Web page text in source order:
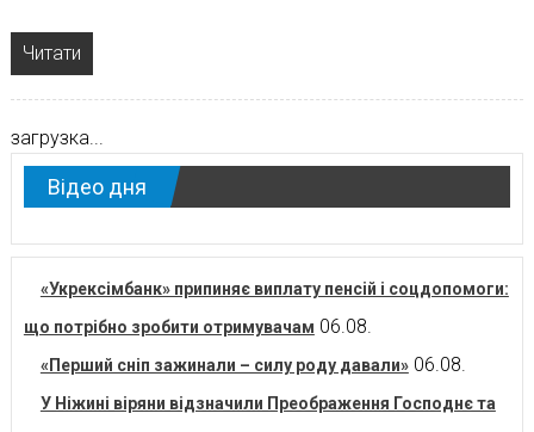
Читати
загрузка...
Відео дня
«Укрексімбанк» припиняє виплату пенсій і соцдопомоги:
що потрібно зробити отримувачам 06.08.
«Перший сніп зажинали – силу роду давали» 06.08.
У Ніжині віряни відзначили Преображення Господнє та